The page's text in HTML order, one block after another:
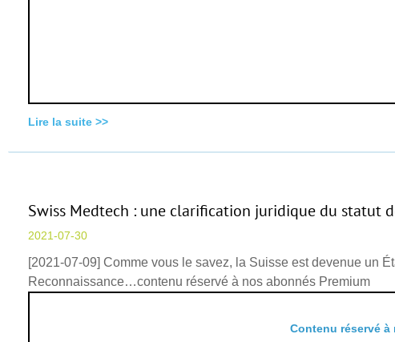
Lire la suite >>
Swiss Medtech : une clarification juridique du statut
2021-07-30
[2021-07-09] Comme vous le savez, la Suisse est devenue un
Reconnaissance…contenu réservé à nos abonnés Premium
Contenu réservé à